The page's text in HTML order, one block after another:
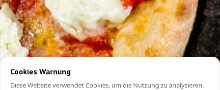
Cookies Warnung
Diese Website verwendet Cookies, um die Nutzung zu analysieren.